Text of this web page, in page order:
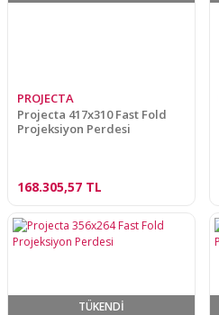
PROJECTA
Projecta 417x310 Fast Fold
Projeksiyon Perdesi
168.305,57 TL
TÜKENDİ